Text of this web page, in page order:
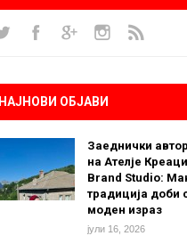
НАЈНОВИ ОБЈАВИ
Заеднички
на Ателје
Brand Studio:
традиција доби
моден израз
јули 16, 2026